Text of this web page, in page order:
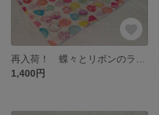
1,400円